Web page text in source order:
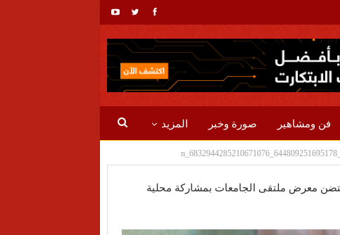
فن ومشاهير صورة وخبر المزيد
تحتضن معرض ملتقى الجامعات بمشاركة محلية